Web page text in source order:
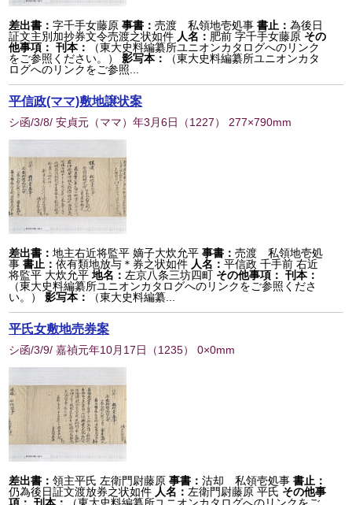
差出書：字千手女藤原 事書：売渡 私領地壱処事書止：為後日
証文主別加抄券文令売渡之状如件 人名： 肥前 字千手女藤原 その
他事項： 刊本：
（東大史料編纂所ユニオンカタログへのリンク
をご参照ください。）
影写本：
（東大史料編纂所ユニオンカタ
ログへのリンクをご参照...
平信政(ママ)敷地譲状案
シ函/3/8/ 安貞元（ママ）年3月6日 （1227） 277×790mm
差出書：地主右近将監平 嫡子大炊允平 事書：売渡 私領地壱処
事 書止：依有類地放与＊券之状如件 人名：平信政 千手前 右近
将監平 大炊允平 地名： 左京八条三坊四町 その他事項： 刊本：
（東大史料編纂所ユニオンカタログへのリンクをご参照くださ
い。）
影写本： （東大史料編纂...
平氏女敷地売券案
シ函/3/9/ 嘉禎元年10月17日 （1235） 0×0mm
差出書：領主平氏 左衛門尉藤原 事書：沽却 私領壱処事書止：
仍為後日証文渡放券之状如件 人名： 左衛門尉藤原 平氏 その他事